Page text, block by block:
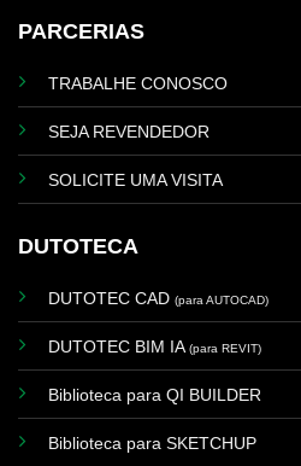
PARCERIAS
TRABALHE CONOSCO
SEJA REVENDEDOR
SOLICITE UMA VISITA
DUTOTECA
DUTOTEC CAD (para AUTOCAD)
DUTOTEC BIM IA (para REVIT)
Biblioteca para QI BUILDER
Biblioteca para SKETCHUP